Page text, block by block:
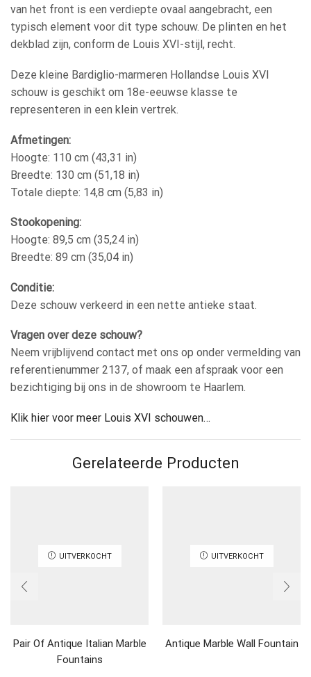
van het front is een verdiepte ovaal aangebracht, een
typisch element voor dit type schouw. De plinten en het
dekblad zijn, conform de Louis XVI-stijl, recht.
Deze kleine Bardiglio-marmeren Hollandse Louis XVI
schouw is geschikt om 18e-eeuwse klasse te
representeren in een klein vertrek.
Afmetingen:
Hoogte: 110 cm (43,31 in)
Breedte: 130 cm (51,18 in)
Totale diepte: 14,8 cm (5,83 in)
Stookopening:
Hoogte: 89,5 cm (35,24 in)
Breedte: 89 cm (35,04 in)
Conditie:
Deze schouw verkeerd in een nette antieke staat.
Vragen over deze schouw?
Neem vrijblijvend contact met ons op onder vermelding van
referentienummer 2137, of maak een afspraak voor een
bezichtiging bij ons in de showroom te Haarlem.
Klik hier voor meer Louis XVI schouwen…
Gerelateerde Producten
UITVERKOCHT
Pair Of Antique Italian Marble
Fountains
UITVERKOCHT
Antique Marble Wall Fountain